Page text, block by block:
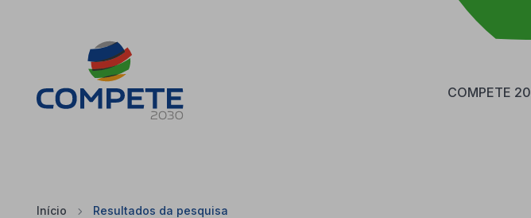
COMPETE
Início Resultados da pesquisa